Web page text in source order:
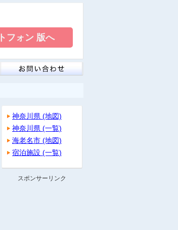
神奈川県 (地図)
神奈川県 (一覧)
海老名市 (地図)
宿泊施設 (一覧)
スポンサーリンク